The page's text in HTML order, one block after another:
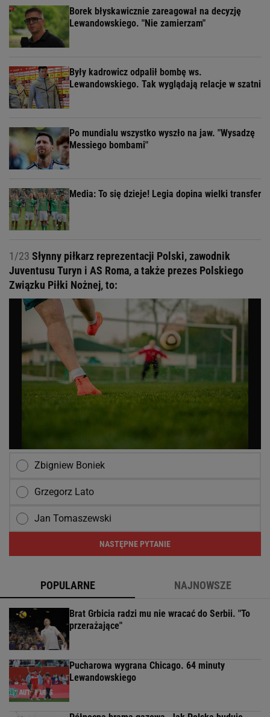
Borek błyskawicznie zareagował na decyzję
Lewandowskiego. "Nie zamierzam"
Były kadrowicz odpalił bombę ws.
Lewandowskiego. Tak wyglądają relacje w szatni
Po mundialu wszystko wyszło na jaw. "Wysadzę
Messiego bombami"
Media: To się dzieje! Legia dopina wielki transfer
1/23 Słynny piłkarz reprezentacji Polski, zawodnik
Juventusu Turyn i AS Roma, a także prezes Polskiego
Związku Piłki Nożnej, to:
Zbigniew Boniek
Grzegorz Lato
Jan Tomaszewski
NASTĘPNE PYTANIE
POPULARNE NAJNOWSZE
Brat Grbicia radzi mu nie wracać do Serbii. "To
przerażające"
Pucharowa wygrana Chicago. 64 minuty
Lewandowskiego